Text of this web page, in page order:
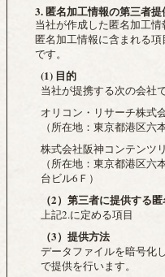
3. 匿名加工情報の第三者提
当社が作成した匿名加工情
匿名加工情報に含まれる
です。
(1) 目的
当社が提携する次の会社
オリコン・リサーチ株式
（所在地：東京都港区六
株式会社阪神コンテンツ
（所在地：東京都港区
台ビル6Ｆ）
（2）第三者に提供する
上記2.に定める項目
（3）提供方法
データファイルを暗号化
で提供を行います。